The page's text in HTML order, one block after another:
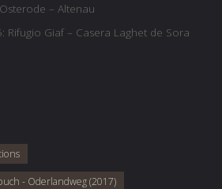
– Altenau
Rifugio Giaf – Casera Laghet de Sora
- Oderlandweg (2017)